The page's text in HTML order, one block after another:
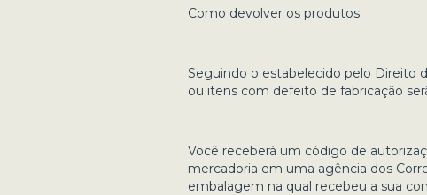
Como devolver os produtos:
Seguindo o estabelecido pelo Direito
ou itens com defeito de fabricação
Você receberá um código de
mercadoria em uma agência dos
embalagem na qual recebeu a sua